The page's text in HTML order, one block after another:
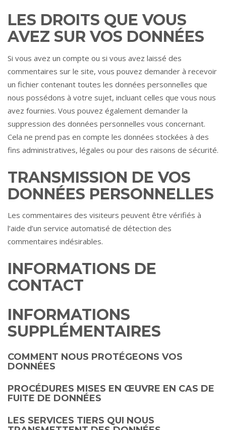
LES DROITS QUE VOUS
AVEZ SUR VOS DONNÉES
Si vous avez un compte ou si vous avez laissé des
commentaires sur le site, vous pouvez demander à recevoir
un fichier contenant toutes les données personnelles que
nous possédons à votre sujet, incluant celles que vous nous
avez fournies. Vous pouvez également demander la
suppression des données personnelles vous concernant.
Cela ne prend pas en compte les données stockées à des
fins administratives, légales ou pour des raisons de sécurité.
TRANSMISSION DE VOS
DONNÉES PERSONNELLES
Les commentaires des visiteurs peuvent être vérifiés à
l’aide d’un service automatisé de détection des
commentaires indésirables.
INFORMATIONS DE
CONTACT
INFORMATIONS
SUPPLÉMENTAIRES
COMMENT NOUS PROTÉGEONS VOS
DONNÉES
PROCÉDURES MISES EN ŒUVRE EN CAS DE
FUITE DE DONNÉES
LES SERVICES TIERS QUI NOUS